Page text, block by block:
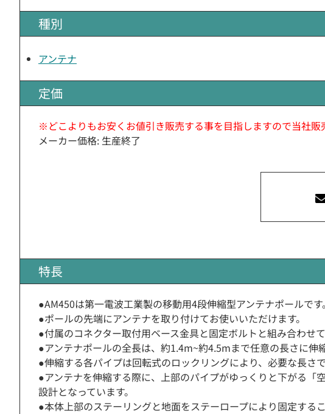
種別
アンテナ
定価
※どこよりもお安くお値引き販売する事を目指しますので当社販
メーカー価格: 生産終了
特長
●AM450は第一電波工業製の移動用4段伸縮型アンテナポールです。
●ポールの先端にアンテナを取り付けてお使いいただけます。
●付属のコネクター取付用ベース金具と固定ボルトと組み合わせ
●アンテナポールの全長は、約1.4m~約4.5mまで任意の長さに伸
●伸縮する各パイプは回転式のロックリングにより、必要な長さ
●アンテナを伸縮する際に、上部のパイプがゆっくりと下がる
設計となっています。
●本体上部のステーリングと地面をステーロープにより固定する